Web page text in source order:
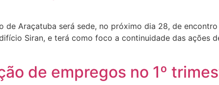
Araçatuba será sede, no próximo dia 28, de
Siran, e terá como foco a continuidade das ações
de empregos no 1º